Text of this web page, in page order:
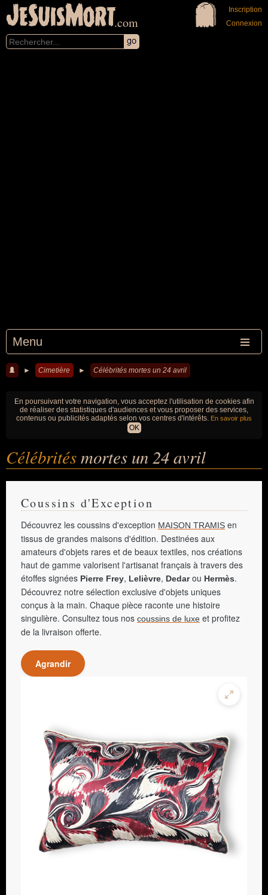
JeSuisMort.com
Menu
Inscription
Connexion
► Cimetière ► Célébrités mortes un 24 avril
En poursuivant votre navigation, vous acceptez l'utilisation de cookies afin
de réaliser des statistiques d'audiences et vous proposer des services,
contenus ou publicités adaptés selon vos centres d'intérêts. En savoir plus
OK
Célébritésmortes un 24 avril
Coussins d'Exception
Découvrez les coussins d'exception MAISON TRAMIS en
tissus de grandes maisons d'édition. Destinées aux
amateurs d'objets rares et de beaux textiles, nos créations
haut de gamme valorisent l'artisanat français à travers des
étoffes signées Pierre Frey, Lelièvre, Dedarou Hermès.
Découvrez notre sélection exclusive d'objets uniques
conçus à la main. Chaque pièce raconte une histoire
singulière. Consultez tous nos coussins de luxe et profitez
de la livraison offerte.
Agrandir